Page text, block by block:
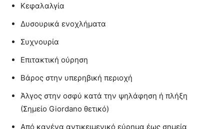
Κεφαλαλγία
Δυσουρικά ενοχλήματα
Συχνουρία
Επιτακτική ούρηση
Βάρος στην υπερηβική περιοχή
Άλγος στην οσφύ κατά την ψηλάφηση ή πλήξη
(Σημείο Giordano θετικό)
Από κανένα αντικειμενικό εύρημα έως σημεία